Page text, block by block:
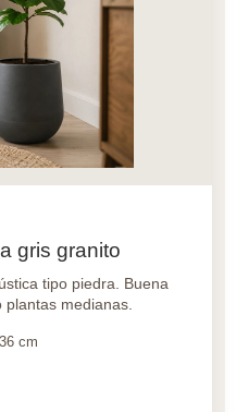
gris granito
tipo piedra. Buena
medianas.
cm